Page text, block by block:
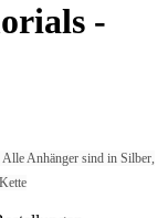
-
Anhänger sind in Silber,